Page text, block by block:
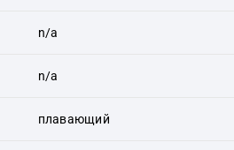
n/a
n/a
плавающий